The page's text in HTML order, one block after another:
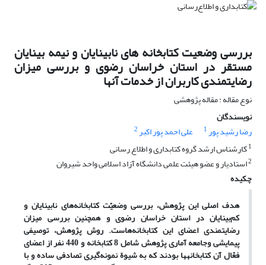
بررسی وضعیت کتابخانه های نابینایان و نیمه بینایان
مستقر در استان خراسان رضوی و بررسی میزان
رضایتمندی کاربران از خدمات آنها
نوع مقاله : مقاله پژوهشی
نویسندگان
رضا رشید پور1 علی احمد پور اکبر2
1کارشناس ارشد گروه کتابداری و اطلاع رسانی
2استادیار و عضو هیئت علمی دانشگاه آزاد اسلامی واحد شیروان
چکیده
هدف اصلی این پژوهش، بررسی وضعیّت کتابخانه‌های نابینایان و
کم‌بینایان در استان خراسان رضوی و همچنین بررسی میزان
رضایتمندی اعضای این کتابخانه‌هاست. روش پژوهش، توصیفی
پیمایشی وجامعه آماری پژوهش شامل 8 کتابخانه و 440 نفر از اعضای
فعّال آن کتابخانه‎ها بودند که به شیوة نمونه‌گیری تصادفی ساده و با